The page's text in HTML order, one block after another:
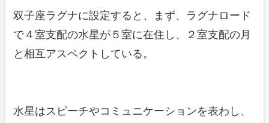
双子座ラグナに設定すると、まず、ラグナロード
で４室支配の水星が５室に在住し、２室支配の月
と相互アスペクトしている。
水星はスピーチやコミュニケーションを表わし、